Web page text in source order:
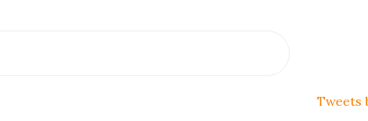
Tweets